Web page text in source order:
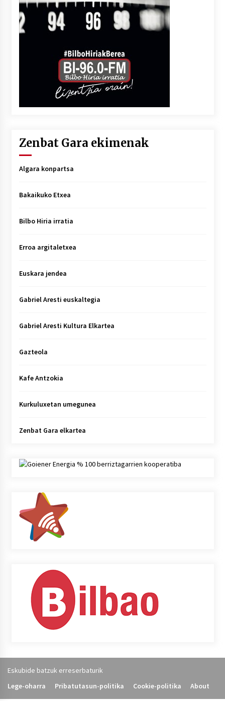
Zenbat Gara ekimenak
Algara konpartsa
Bakaikuko Etxea
Bilbo Hiria irratia
Erroa argitaletxea
Euskara jendea
Gabriel Aresti euskaltegia
Gabriel Aresti Kultura Elkartea
Gazteola
Kafe Antzokia
Kurkuluxetan umegunea
Zenbat Gara elkartea
Eskubide batzuk erreserbaturik
Lege-oharra
Pribatutasun-politika Cookie-politika About